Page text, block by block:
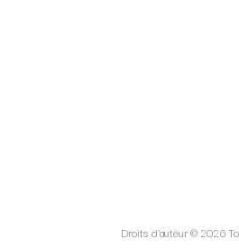
Droits d'auteur © 2026